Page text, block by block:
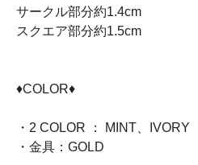
サークル部分約1.4cm
スクエア部分約1.5cm
♦COLOR♦
・2 COLOR ： MINT、IVORY
・金具：GOLD